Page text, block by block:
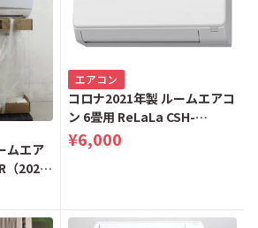
ムエア
（2025
エアコン
コロナ2021年製 ルームエアコ
ン 6畳用 ReLaLa CSH-
N2221R-W（2021年製）
¥6,000